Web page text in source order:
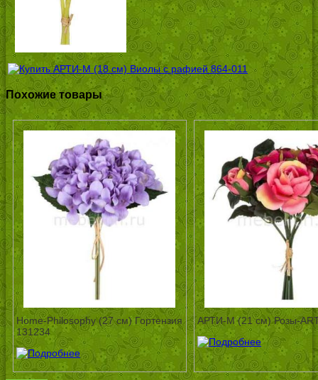
Похожие товары
Home-Philosophy (27 см) Гортензия
131234
АРТИ-М (21 см) Розы-